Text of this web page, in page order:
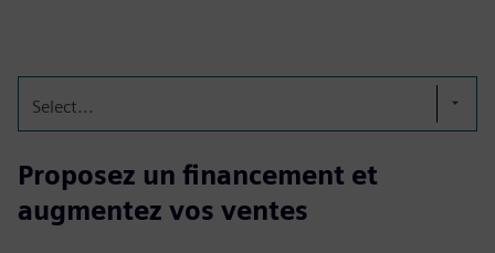
Select...
Proposez un financement et
augmentez vos ventes